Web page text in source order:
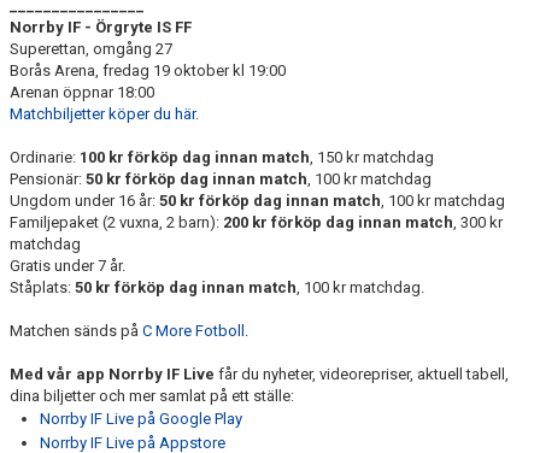
Norrby IF - Örgryte IS FF
Superettan, omgång 27
Borås Arena, fredag 19 oktober kl 19:00
Arenan öppnar 18:00
Matchbiljetter köper du här.
Ordinarie: 100 kr förköp dag innan match , 150 kr matchdag
Pensionär: 50 kr förköp dag innan match , 100 kr matchdag
Ungdom under 16 år: 50 kr förköp dag innan match , 100 kr matchdag
Familjepaket (2 vuxna, 2 barn): 200 kr förköp dag innan match , 300 kr
matchdag
Gratis under 7 år.
Ståplats: 50 kr förköp dag innan match , 100 kr matchdag.
Matchen sänds på C More Fotboll.
Med vår app Norrby IF Live får du nyheter, videorepriser, aktuell tabell,
dina biljetter och mer samlat på ett ställe:
Norrby IF Live på Google Play
Norrby IF Live på Appstore